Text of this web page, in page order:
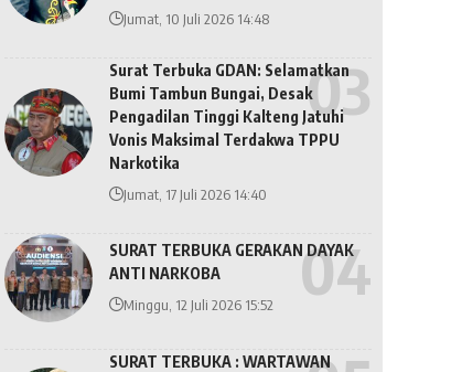
Jumat, 10 Juli 2026 14:48
Surat Terbuka GDAN: Selamatkan
Bumi Tambun Bungai, Desak
Pengadilan Tinggi Kalteng Jatuhi
Vonis Maksimal Terdakwa TPPU
Narkotika
Jumat, 17 Juli 2026 14:40
SURAT TERBUKA GERAKAN DAYAK
ANTI NARKOBA
Minggu, 12 Juli 2026 15:52
SURAT TERBUKA : WARTAWAN